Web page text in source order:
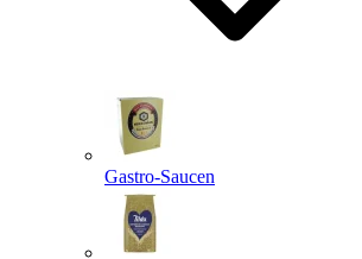
Gastro-Saucen